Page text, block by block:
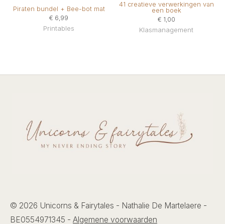
Piraten bundel + Bee-bot mat
€ 6,99
Printables
41 creatieve verwerkingen van
een boek
€ 1,00
Klasmanagement
© 2026 Unicorns & Fairytales - Nathalie De Martelaere -
BE0554971345 - Algemene voorwaarden